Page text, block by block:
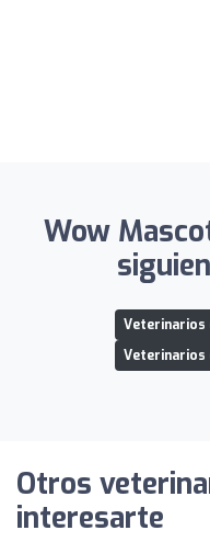
Wow
Veterinarios
Veterinarios
Otros
interesarte